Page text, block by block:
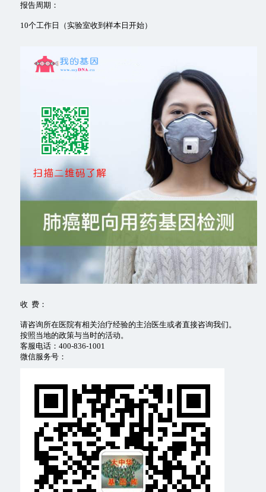
报告周期：
10个工作日（实验室收到样本日开始）
收 费：
请咨询所在医院有相关治疗经验的主治医生或者直接咨询我们。
按照当地的政策与当时的活动。
客服电话：400-836-1001
微信服务号：